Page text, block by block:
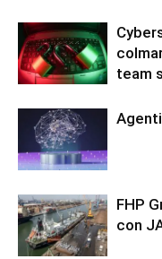
team
FHP
con